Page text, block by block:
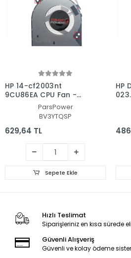
HP 14-cf2003nt
9CU86EA CPU Fan -
İşlemci FanıParsPower
BV3YTQSP
629,64 TL
Sepete Ekle
HP
Hızlı Teslimat
Siparişleriniz en kısa sürede
Güvenli Alışveriş
Güvenli ve kolay ödeme